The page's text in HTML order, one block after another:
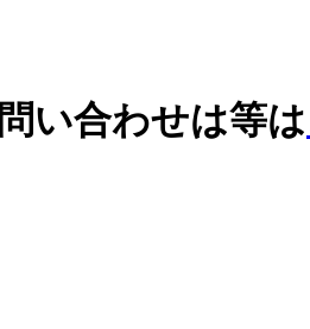
い合わせは等は